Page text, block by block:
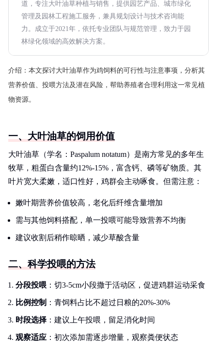
道，专注大叶油草种植与销售，提供园艺产品、城市绿化
管理及园林工程施工服务，兼具规划设计与技术咨询能
力。成立于2021年，依托专业团队与规范管理，致力于园
林绿化领域的高效解决方案。
介绍： 本文探讨大叶油草作为鸡饲料的可行性与注意事项，分析其
营养价值、投喂方法及潜在风险，帮助养殖者合理利用这一常见植
物资源。
一、大叶油草的饲用价值
大叶油草（学名：Paspalum notatum）是南方常见的多年生
牧草，粗蛋白含量约12%-15%，富含钙、磷等矿物质。其
叶片宽大柔嫩，适口性好，鸡群会主动啄食。但需注意：
嫩叶期营养价值较高，老化后纤维含量增加
需与其他饲料搭配，单一投喂可能导致营养不均衡
建议收割后稍作晾晒，减少草酸含量
二、科学投喂的方法
分段投喂 ：切3-5cm小段撒于活动区，促进鸡群运动采食
比例控制 ：青饲料占比不超过日粮的20%-30%
时段选择 ：建议上午投喂，留足消化时间
观察适应 ：初次添加需逐步增量，观察粪便状态